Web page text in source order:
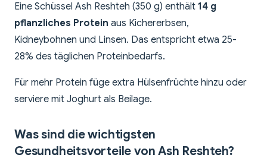
Eine Schüssel Ash Reshteh (350 g) enthält 14 g
pflanzliches Protein aus Kichererbsen,
Kidneybohnen und Linsen. Das entspricht etwa 25-
28% des täglichen Proteinbedarfs.
Für mehr Protein füge extra Hülsenfrüchte hinzu oder
serviere mit Joghurt als Beilage.
Was sind die wichtigsten
Gesundheitsvorteile von Ash Reshteh?